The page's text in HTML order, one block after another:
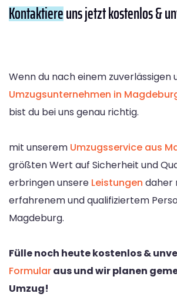
Kontaktiereuns jetzt kostenlos &
Wenn du nach einem zuverlässigen
Umzugsunternehmen in
bist du bei uns genau richtig.
mit unserem Umzugsservice aus
größten Wert auf Sicherheit und
erbringen unsere Leistungen daher
erfahrenem und qualifiziertem
Magdeburg.
Fülle noch heute kostenlos &
Formularaus und wir planen
Umzug!